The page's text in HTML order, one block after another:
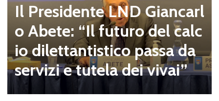
Il Presidente LND Giancarl
o Abete: “Il futuro del calc
io dilettantistico passa da
servizi e tutela dei vivai”